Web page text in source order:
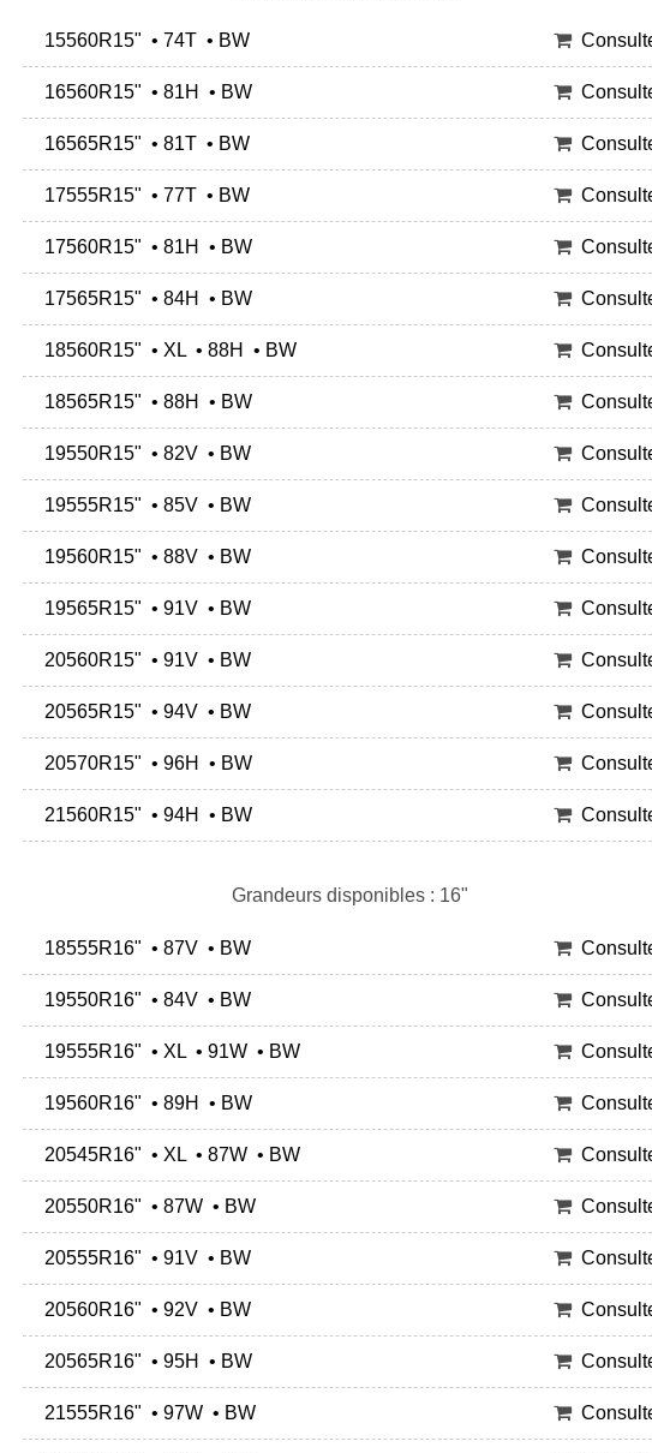
15560R15" • 74T • BW
16560R15" • 81H • BW
16565R15" • 81T • BW
17555R15" • 77T • BW
17560R15" • 81H • BW
17565R15" • 84H • BW
18560R15" • XL • 88H • BW
18565R15" • 88H • BW
19550R15" • 82V • BW
19555R15" • 85V • BW
19560R15" • 88V • BW
19565R15" • 91V • BW
20560R15" • 91V • BW
20565R15" • 94V • BW
20570R15" • 96H • BW
21560R15" • 94H • BW
Grandeurs disponibles : 16"
18555R16" • 87V • BW
19550R16" • 84V • BW
19555R16" • XL • 91W • BW
19560R16" • 89H • BW
20545R16" • XL • 87W • BW
20550R16" • 87W • BW
20555R16" • 91V • BW
20560R16" • 92V • BW
20565R16" • 95H • BW
21555R16" • 97W • BW